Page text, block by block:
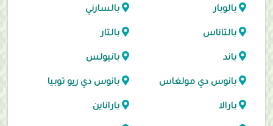
بالوبار بالسارني
بالتاناس بالتار
باند بانيولس
بانوس دي مولغاس بانوس دي ريو توبيا
بارالا باراناين